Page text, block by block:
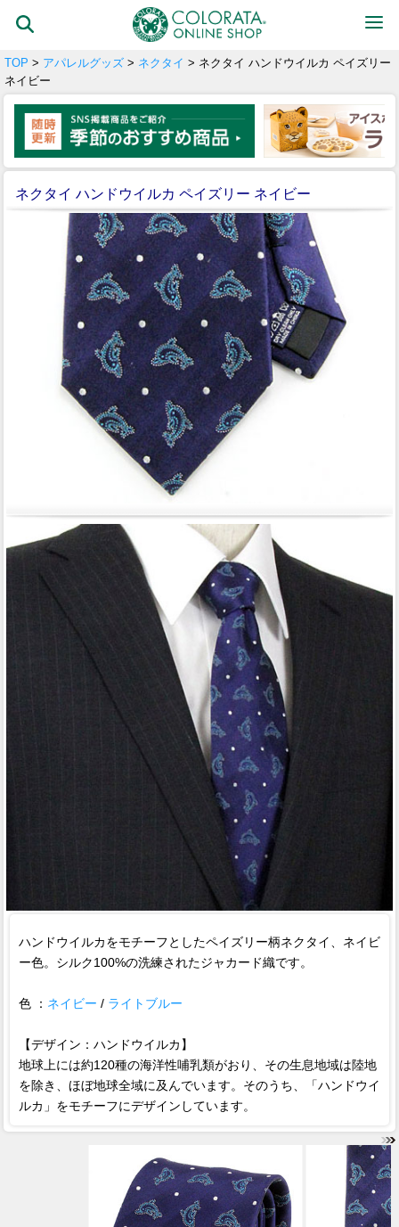
TOP > アパレルグッズ > ネクタイ > ネクタイ ハンドウイルカ ペイズリー
ネイビー
ネクタイ ハンドウイルカ ペイズリー ネイビー
ハンドウイルカをモチーフとしたペイズリー柄ネクタイ、ネイビ
ー色。シルク100%の洗練されたジャカード織です。
色 ： ネイビー / ライトブルー
【デザイン：ハンドウイルカ】
地球上には約120種の海洋性哺乳類がおり、その生息地域は陸地
を除き、ほぼ地球全域に及んでいます。そのうち、「ハンドウイ
ルカ」をモチーフにデザインしています。